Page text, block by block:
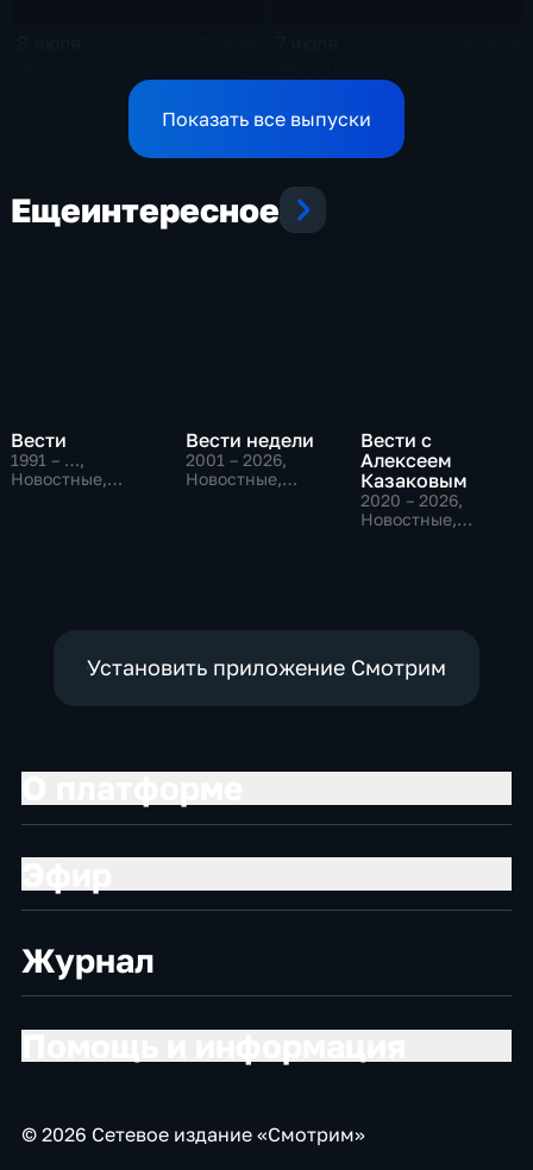
Показать все выпуски
Ещеинтересное
Вести
1991 – …,
Новостные,
Вести недели
2001 – 2026,
Новостные,
Вести с
Алексеем
Казаковым
2020 – 2026,
Новостные,
Установить приложение Смотрим
Журнал
© 2026 Сетевое издание «Смотрим»